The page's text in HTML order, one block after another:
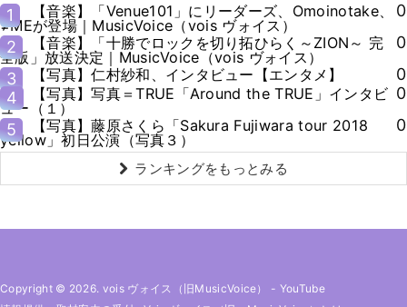
1
【音楽】「Venue101」にリーダーズ、Omoinotake、
≠MEが登場｜MusicVoice（vois ヴォイス）
0
2
【音楽】「十勝でロックを切り拓ひらく～ZION～ 完
全版」放送決定｜MusicVoice（vois ヴォイス）
0
3
【写真】仁村紗和、インタビュー【エンタメ】
0
4
【写真】写真＝TRUE「Around the TRUE」インタビ
ュー（１）
0
5
【写真】藤原さくら「Sakura Fujiwara tour 2018
yellow」初日公演（写真３）
0
ランキングをもっとみる
Copyright © 2026. vois ヴォイス（旧MusicVoice） - YouTube